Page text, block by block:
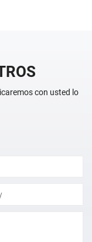
con usted lo